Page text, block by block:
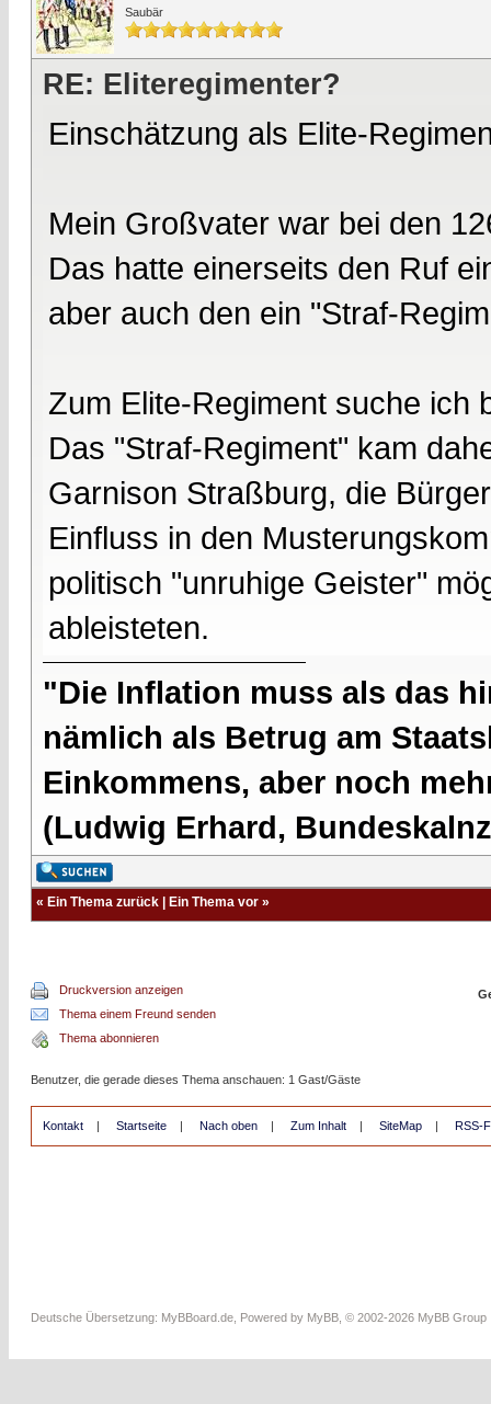
Saubär
RE: Eliteregimenter?
Einschätzung als Elite-
Mein Großvater war bei den
Das hatte einerseits den Ruf
aber auch den ein "Straf-
Zum Elite-Regiment suche ich
Das "Straf-Regiment" kam
Garnison Straßburg, die
Einfluss in den
politisch "unruhige Geister"
ableisteten.
"Die Inflation muss als das
nämlich als Betrug am
Einkommens, aber noch
(Ludwig Erhard,
« Ein Thema zurück Ein Thema vor »
Druckversion anzeigen
Thema einem Freund senden
Thema abonnieren
Benutzer, die gerade dieses Thema anschauen: 1 Gast/Gäste
Kontakt | Startseite | Nach oben | Zum Inhalt | SiteMap | RSS-
Deutsche Übersetzung: MyBBoard.de , Powered by MyBB , © 2002-2026 MyBB Group